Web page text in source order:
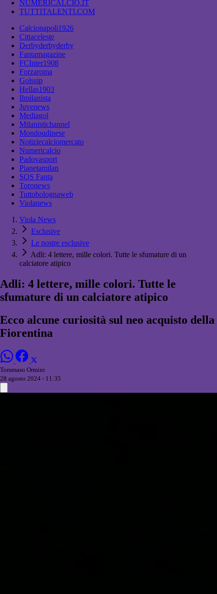
NUMERICALCIO.IT
TUTTITALENTI.COM
Calcionapoli1926
Cittaceleste
Derbyderbyderby
Fantamagazine
FCInter1908
Forzaroma
Golssip
Hellas1903
Ilmilanista
Juvenews
Mediagol
Milanistichannel
Mondoudinese
Notiziecalciomercato
Numericalcio
Padovasport
Pianetamilan
SOS Fanta
Toronews
Tuttobolognaweb
Violanews
Viola News
Esclusive
Le nostre esclusive
Adli: 4 lettere, mille colori. Tutte le sfumature di un
calciatore atipico
Adli: 4 lettere, mille colori. Tutte le
sfumature di un calciatore atipico
Ecco alcune curiosità sul neo acquisto della
Fiorentina
Tommaso Ormini
28 agosto 2024 - 11:35